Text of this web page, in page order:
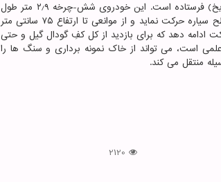
این کاوشگر پیچیده ترین کاوشگری است که سازمان فضایی آمریکا، ناسا، به سیاره سرخ (مریخ) فرستاده است. این خودروی شش-چرخه ۲٫۹ متر طول
و ارتفاعی به اندازه قد یک انسان معمولی و ۸۹۹ کیلوگرم وزن دارد و می تواند بر روی سطح سیاره حرکت نماید و از موانعی تا ارتفاع ۷۵ سانتی متر
پلوتونیوم است که به آن اجازه می دهد تا بیش از ۱۰ سال به حرکت ادامه دهد که برای بازدید از کل کفِ گودال گیل و حتی
است، می تواند از خاک نمونه برداری و سنگ ها را
منتقل می کند.
2120